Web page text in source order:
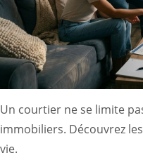
Un courtier ne se limite
immobiliers. Découvrez
vie.